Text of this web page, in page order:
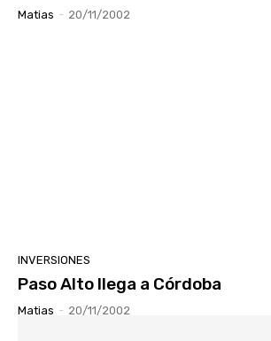
Matias - 20/11/2002
INVERSIONES
Paso Alto llega a Córdoba
Matias - 20/11/2002